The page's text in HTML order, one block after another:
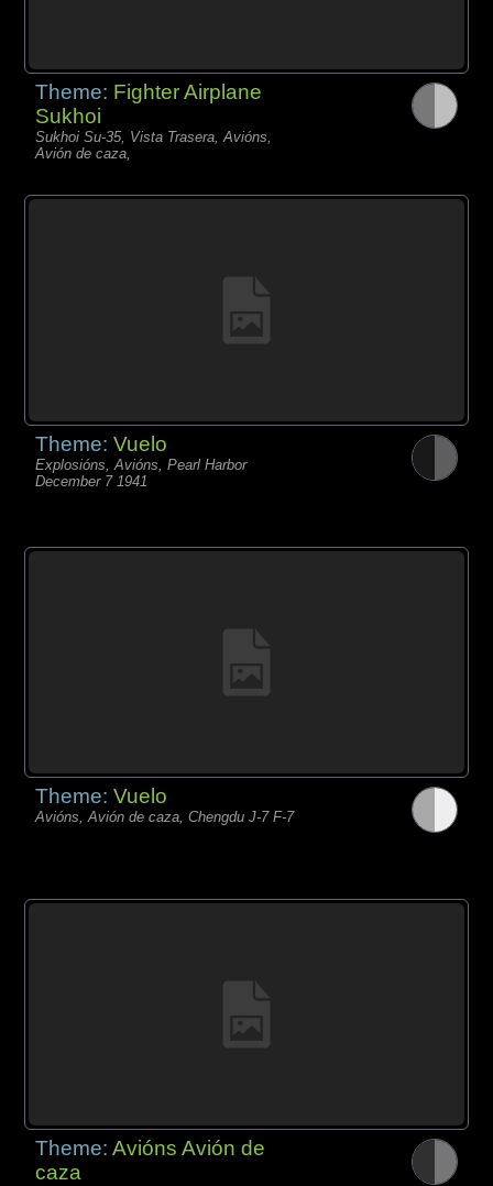
Theme: Fighter Airplane
Sukhoi
Sukhoi Su-35, Vista Trasera, Avións,
Avión de caza,
Theme:Vuelo
Explosións, Avións, Pearl Harbor
December 7 1941
Theme:Vuelo
Avións, Avión de caza, Chengdu J-7 F-7
Theme:Avións Avión de
caza